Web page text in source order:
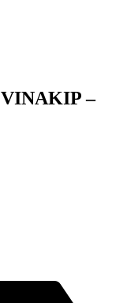
VINAKIP –